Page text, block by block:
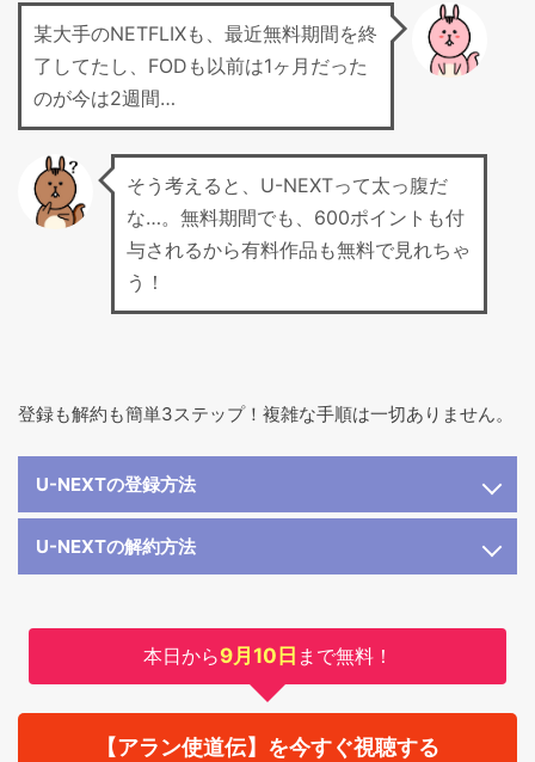
某大手のNETFLIXも、最近無料期間を終
了してたし、FODも以前は1ヶ月だった
のが今は2週間…
そう考えると、U-NEXTって太っ腹だ
な…。無料期間でも、600ポイントも付
与されるから有料作品も無料で見れちゃ
う！
登録も解約も簡単3ステップ！複雑な手順は一切ありません。
U-NEXTの登録方法
U-NEXTの解約方法
本日から9月10日 まで無料！
【アラン使道伝】を今すぐ視聴する